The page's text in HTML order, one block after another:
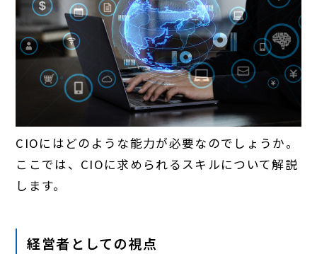
CIOにはどのような能力が必要なのでしょうか。
ここでは、CIOに求められるスキルについて解説
します。
経営者としての視点